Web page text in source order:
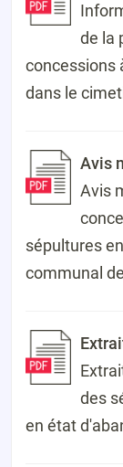
de la
concessions
dans le
Avis
Avis
sépultures
communal
des
en état